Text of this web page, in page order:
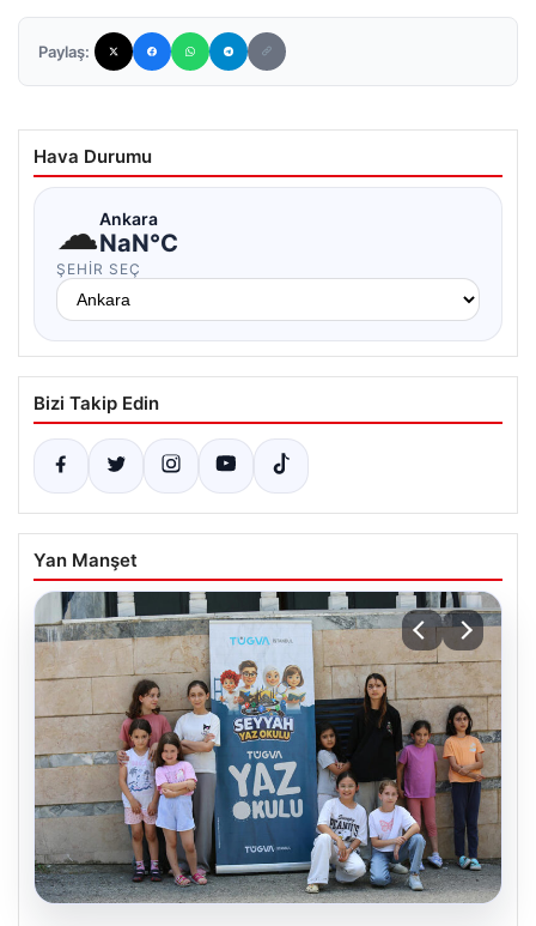
Paylaş:
Hava Durumu
☁Ankara
NaN°C
ŞEHIR SEÇ
Bizi Takip Edin
Yan Manşet